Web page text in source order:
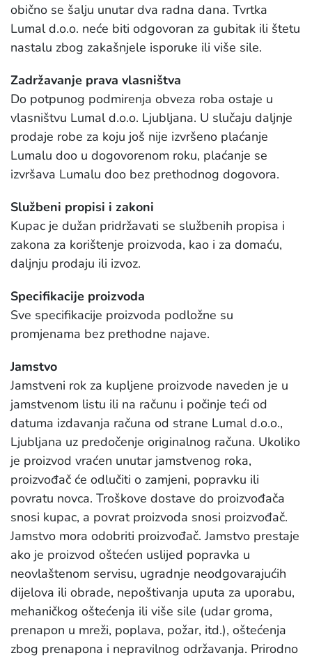
obično se šalju unutar dva radna dana. Tvrtka
Lumal d.o.o. neće biti odgovoran za gubitak ili štetu
nastalu zbog zakašnjele isporuke ili više sile.
Zadržavanje prava vlasništva
Do potpunog podmirenja obveza roba ostaje u
vlasništvu Lumal d.o.o. Ljubljana. U slučaju daljnje
prodaje robe za koju još nije izvršeno plaćanje
Lumalu doo u dogovorenom roku, plaćanje se
izvršava Lumalu doo bez prethodnog dogovora.
Službeni propisi i zakoni
Kupac je dužan pridržavati se službenih propisa i
zakona za korištenje proizvoda, kao i za domaću,
daljnju prodaju ili izvoz.
Specifikacije proizvoda
Sve specifikacije proizvoda podložne su
promjenama bez prethodne najave.
Jamstvo
Jamstveni rok za kupljene proizvode naveden je u
jamstvenom listu ili na računu i počinje teći od
datuma izdavanja računa od strane Lumal d.o.o.,
Ljubljana uz predočenje originalnog računa. Ukoliko
je proizvod vraćen unutar jamstvenog roka,
proizvođač će odlučiti o zamjeni, popravku ili
povratu novca. Troškove dostave do proizvođača
snosi kupac, a povrat proizvoda snosi proizvođač.
Jamstvo mora odobriti proizvođač. Jamstvo prestaje
ako je proizvod oštećen uslijed popravka u
neovlaštenom servisu, ugradnje neodgovarajućih
dijelova ili obrade, nepoštivanja uputa za uporabu,
mehaničkog oštećenja ili više sile (udar groma,
prenapon u mreži, poplava, požar, itd.), oštećenja
zbog prenapona i nepravilnog održavanja. Prirodno